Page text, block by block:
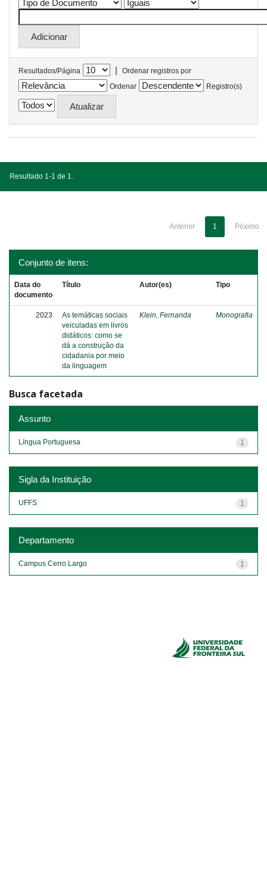
Resultados/Página |
Ordenar registros por
Ordenar
Registro(s)
Resultado 1-1 de 1.
Anterior 1 Póximo
Conjunto de itens:
Data do
documento
Título Autor(es) Tipo
2023
As temáticas sociais
veiculadas em livros
didáticos: como se
dá a construção da
cidadania por meio
da linguagem
Klein, Fernanda Monografia
Busca facetada
Assunto
1
Língua Portuguesa
Sigla da Instituição
1
UFFS
Departamento
1
Campus Cerro Largo